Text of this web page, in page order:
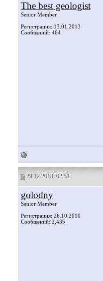
The best geologist
Senior Member
Регистрация: 13.01.2013
Сообщений: 464
29.12.2013, 02:51
golodny
Senior Member
Регистрация: 26.10.2010
Сообщений: 2,435